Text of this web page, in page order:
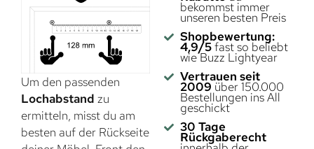
Um den passenden
Lochabstand zu
ermitteln, misst du am
besten auf der Rückseite
bekommst immer
unseren besten Preis
Shopbewertung:
4,9/5fast so beliebt
wie Buzz Lightyear
Vertrauen seit
2009über 150.000
Bestellungen ins All
geschickt
30 Tage
Rückgaberecht